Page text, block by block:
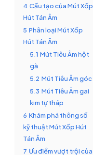
4 Cấu tạo của Mút Xốp
Hút Tán Âm
5 Phân loại Mút Xốp
Hút Tán Âm
5.1 Mút Tiêu Âm hột
gà
5.2 Mút Tiêu Âm góc
5.3 Mút Tiêu Âm gai
kim tự tháp
6 Khám phá thông số
kỹ thuật Mút Xốp Hút
Tán Âm
7 Ưu điểm vượt trội của